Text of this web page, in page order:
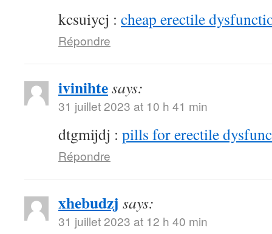
kcsuiycj : cheap erectile
Répondre
ivinihtesays:
31 juillet 2023 at 10 h 41 min
dtgmijdj : pills for erectile
Répondre
xhebudzj says:
31 juillet 2023 at 12 h 40 min